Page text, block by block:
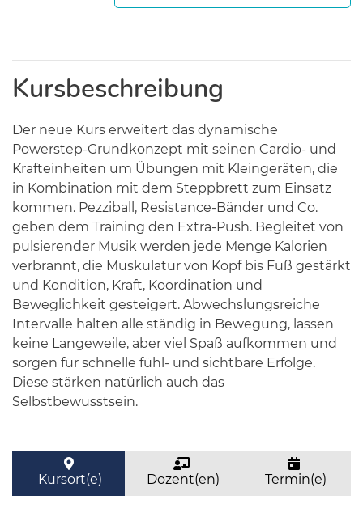
Kursbeschreibung
Der neue Kurs erweitert das dynamische
Powerstep-Grundkonzept mit seinen Cardio- und
Krafteinheiten um Übungen mit Kleingeräten, die
in Kombination mit dem Steppbrett zum Einsatz
kommen. Pezziball, Resistance-Bänder und Co.
geben dem Training den Extra-Push. Begleitet von
pulsierender Musik werden jede Menge Kalorien
verbrannt, die Muskulatur von Kopf bis Fuß gestärkt
und Kondition, Kraft, Koordination und
Beweglichkeit gesteigert. Abwechslungsreiche
Intervalle halten alle ständig in Bewegung, lassen
keine Langeweile, aber viel Spaß aufkommen und
sorgen für schnelle fühl- und sichtbare Erfolge.
Diese stärken natürlich auch das
Selbstbewusstsein.
Kursort(e) Dozent(en) Termin(e)